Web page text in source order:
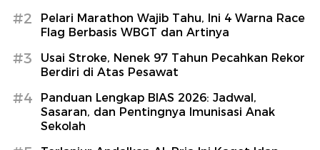
#2
Pelari Marathon Wajib Tahu, Ini 4 Warna Race
Flag Berbasis WBGT dan Artinya
#3
Usai Stroke, Nenek 97 Tahun Pecahkan Rekor
Berdiri di Atas Pesawat
#4
Panduan Lengkap BIAS 2026: Jadwal,
Sasaran, dan Pentingnya Imunisasi Anak
Sekolah